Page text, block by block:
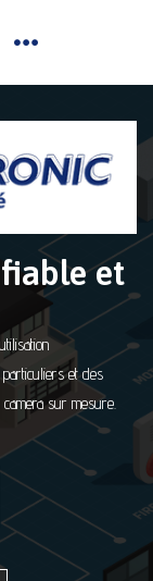
et
et des
sur mesure.